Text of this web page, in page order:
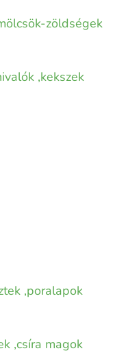
zöldségek
,kekszek
,poralapok
,csíra magok